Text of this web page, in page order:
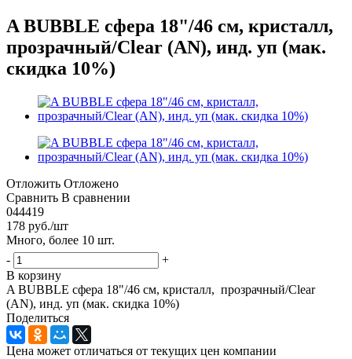
A BUBBLE сфера 18"/46 см, кристалл,
прозрачный/Clear (AN), инд. уп (мак.
скидка 10%)
Отложить Отложено
Сравнить В сравнении
044419
178 руб./шт
Много, более 10 шт.
-
+
В корзину
A BUBBLE сфера 18"/46 см, кристалл, прозрачный/Clear
(AN), инд. уп (мак. скидка 10%)
Поделиться
Цена может отличаться от текущих цен компании